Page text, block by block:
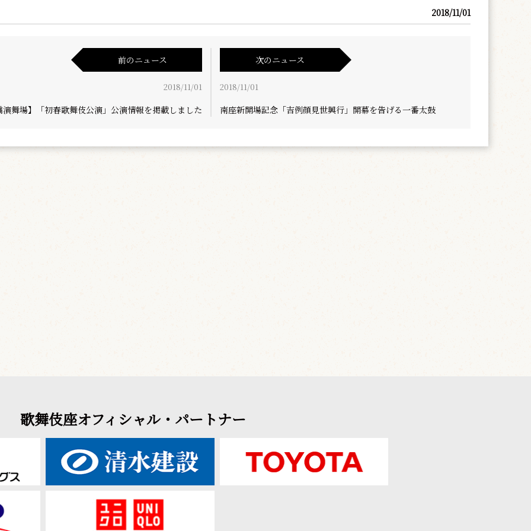
2018/11/01
前のニュース
2018/11/01
演舞場】「初春歌舞伎公演」公演情報を掲載しました
次のニュース
2018/11/01
南座新開場記念「吉例顔見世興行」開幕を告げる一番太鼓
歌舞伎座オフィシャル・パートナー